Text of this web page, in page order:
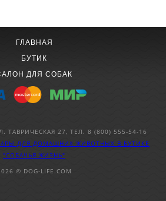
ГЛАВНАЯ
БУТИК
ДЛЯ СОБАК
ТАВРИЧЕСКАЯ 27, ТЕЛ. 8 (800) 555-54-16
ДЛЯ ДОМАШНИХ ЖИВОТНЫХ В БУТИКЕ
"СОБАЧЬЯ ЖИЗНЬ"
© DOG-LIFE.COM